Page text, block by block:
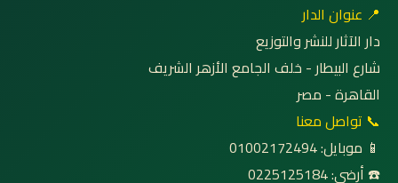
📍 عنوان الدار
دار الآثار للنشر والتوزيع
شارع البيطار - خلف الجامع الأزهر الشريف
القاهرة - مصر
📞 تواصل معنا
📱 موبايل: 01002172494
☎️ أرضي: 0225125184